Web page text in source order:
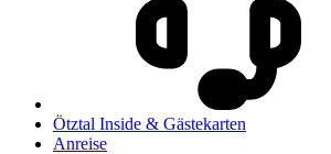
Ötztal Inside & Gästekarten
Anreise